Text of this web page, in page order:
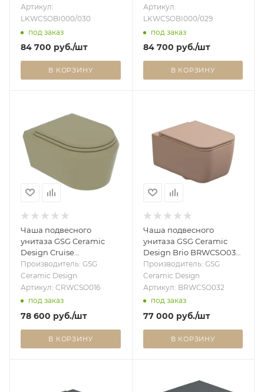
LKWCSOBI000/030
Артикул:
LKWCSOBI000/030
под заказ
84 700 руб./шт
В КОРЗИНУ
LKWCSOBI000/029
Артикул:
LKWCSOBI000/029
под заказ
84 700 руб./шт
В КОРЗИНУ
Чаша подвесного
унитаза GSG Ceramic
Design Cruise
CRWCSO016, медовый
CRWCSO016
Производитель: GSG
Ceramic Design
Артикул: CRWCSO016
под заказ
78 600 руб./шт
В КОРЗИНУ
Чаша подвесного
унитаза GSG Ceramic
Design Brio BRWCSO032,
Cipria Matt BRWCSO032
Производитель: GSG
Ceramic Design
Артикул: BRWCSO032
под заказ
77 000 руб./шт
В КОРЗИНУ